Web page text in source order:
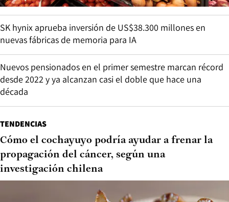
SK hynix aprueba inversión de US$38.300 millones en
nuevas fábricas de memoria para IA
Nuevos pensionados en el primer semestre marcan récord
desde 2022 y ya alcanzan casi el doble que hace una
década
TENDENCIAS
Cómo el cochayuyo podría ayudar a frenar la
propagación del cáncer, según una
investigación chilena